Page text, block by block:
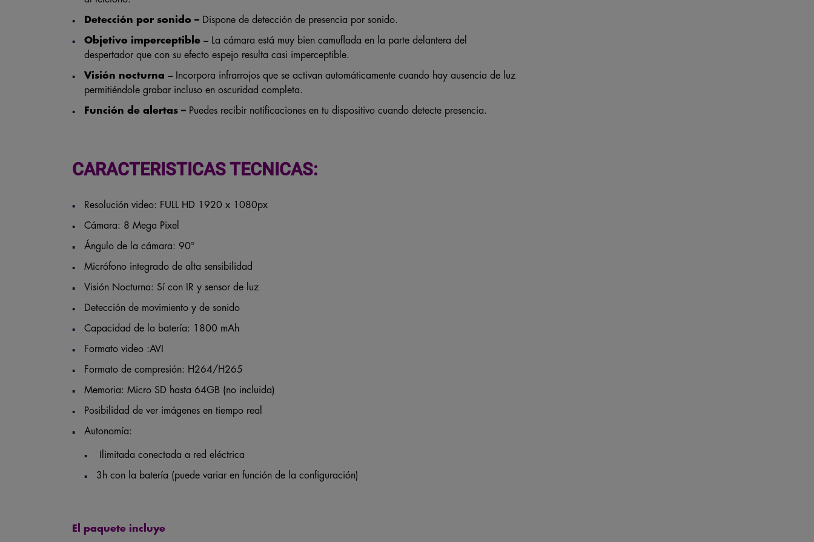
Detección por sonido – Dispone de detección de presencia por sonido.
Objetivo imperceptible – La cámara está muy bien camuflada en la parte delantera del
despertador que con su efecto espejo resulta casi imperceptible.
Visión nocturna – Incorpora infrarrojos que se activan automáticamente cuando hay ausencia de luz
permitiéndole grabar incluso en oscuridad completa.
Función de alertas – Puedes recibir notificaciones en tu dispositivo cuando detecte presencia.
CARACTERISTICAS TECNICAS:
Resolución video: FULL HD 1920 x 1080px
Cámara: 8 Mega Pixel
Ángulo de la cámara: 90º
Micrófono integrado de alta sensibilidad
Visión Nocturna: Sí con IR y sensor de luz
Detección de movimiento y de sonido
Capacidad de la batería: 1800 mAh
Formato video :AVI
Formato de compresión: H264/H265
Memoria: Micro SD hasta 64GB (no incluida)
Posibilidad de ver imágenes en tiempo real
Autonomía:
Ilimitada conectada a red eléctrica
3h con la batería (puede variar en función de la configuración)
El paquete incluye